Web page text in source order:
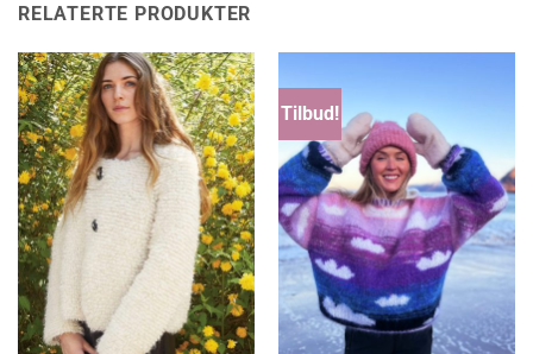
RELATERTE PRODUKTER
Tilbud!